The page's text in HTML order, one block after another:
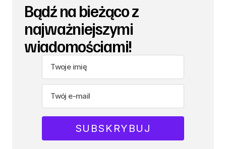
Bądź na bieżąco z
najważniejszymi
wiadomościami!